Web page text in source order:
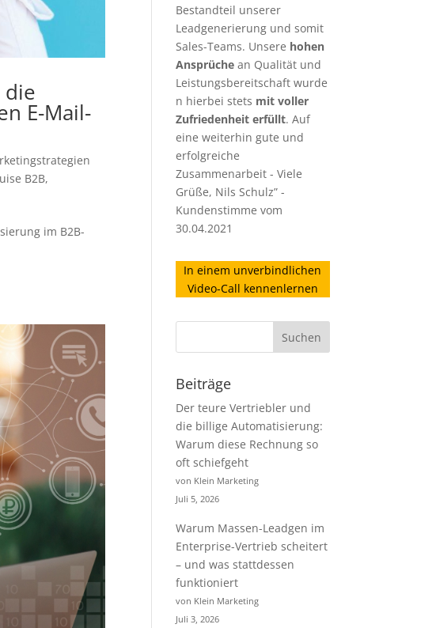
die
E-Mail-
B2B,
im B2B-
Bestandteil unserer
Leadgenerierung und somit
Sales-Teams. Unsere hohen
Ansprüche an Qualität und
Leistungsbereitschaft wurde
n hierbei stets mit voller
Zufriedenheit erfüllt. Auf
eine weiterhin gute und
erfolgreiche
Zusammenarbeit - Viele
Grüße, Nils Schulz” -
Kundenstimme vom
30.04.2021
In einem unverbindlichen
Video-Call kennenlernen
Beiträge
Der teure Vertriebler und
die billige Automatisierung:
Warum diese Rechnung so
oft schiefgeht
von Klein Marketing
Juli 5, 2026
Warum Massen-Leadgen im
Enterprise-Vertrieb scheitert
– und was stattdessen
funktioniert
von Klein Marketing
Juli 3, 2026